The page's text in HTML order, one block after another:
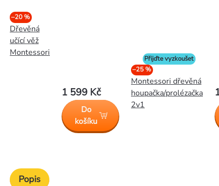
–20 %
Dřevěná
učící věž
Montessori
1 599 Kč
Do
košíku
Přijďte vyzkoušet
–25 %
Montessori dřevěná
houpačka/prolézačka
2v1
Popis